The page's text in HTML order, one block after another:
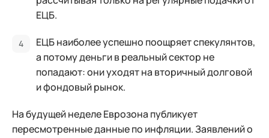
ЕЦБ.
ЕЦБ наиболее успешно поощряет спекулянтов,
а потому деньги в реальный сектор не
попадают: они уходят на вторичный долговой
и фондовый рынок.
На будущей неделе Еврозона публикует
пересмотренные данные по инфляции. Заявлений о